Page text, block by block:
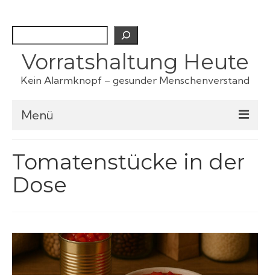
Vorratshaltung Heute
Kein Alarmknopf – gesunder Menschenverstand
Menü
Fertiggerichte
Kartoffeln
Tomatenstücke in der
Dose